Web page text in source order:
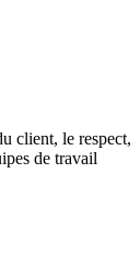
client, le respect,
de travail